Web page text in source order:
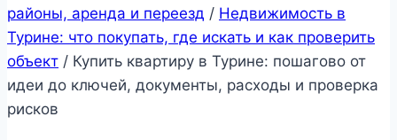
районы, аренда и переезд / Недвижимость в
Турине: что покупать, где искать и как проверить
объект / Купить квартиру в Турине: пошагово от
идеи до ключей, документы, расходы и проверка
рисков